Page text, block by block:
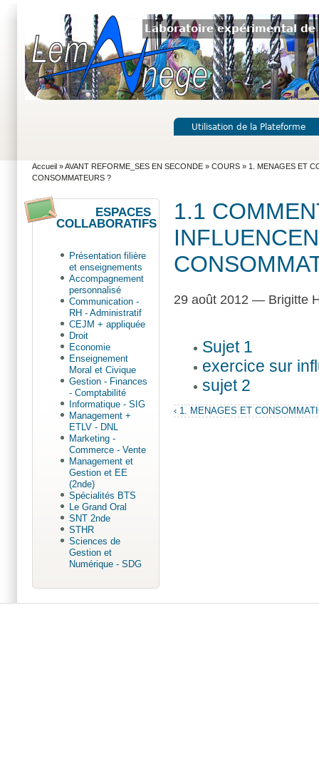
Laboratoire expérimental
Utilisation de la Plateforme
Accueil »AVANT REFORME_SES EN SECONDE » COURS » 1. MENAGES ET
CONSOMMATEURS ?
1.1
29 août 2012 — Brigitte
Sujet 1
exercice sur
sujet 2
‹ 1. MENAGES ET
ESPACES
COLLABORATIFS
Présentation filière
et enseignements
Accompagnement
personnalisé
Communication -
RH - Administratif
CEJM + appliquée
Droit
Economie
Enseignement
Moral et Civique
Gestion - Finances
- Comptabilité
Informatique - SIG
Management +
ETLV - DNL
Marketing -
Commerce - Vente
Management et
Gestion et EE
(2nde)
Spécialités BTS
Le Grand Oral
SNT 2nde
STHR
Sciences de
Gestion et
Numérique - SDG